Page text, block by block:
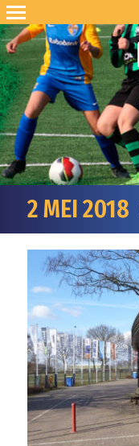
2 MEI 2018